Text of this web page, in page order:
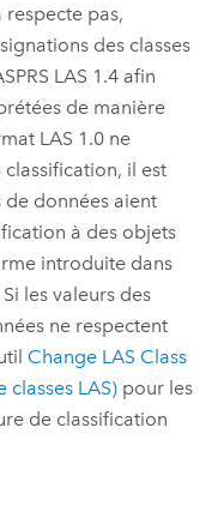
respecte pas,
des classes
LAS 1.4 afin
de manière
LAS 1.0 ne
il est
de données aient
à des objets
introduite dans
les valeurs des
ne respectent
Change LAS Class
LAS) pour les
de classification